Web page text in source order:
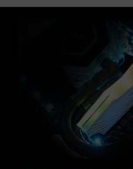
（XMP 2.0），否则内
十铨科技的内存模块皆
证，若有处理器或主板
主板相关售后服务。